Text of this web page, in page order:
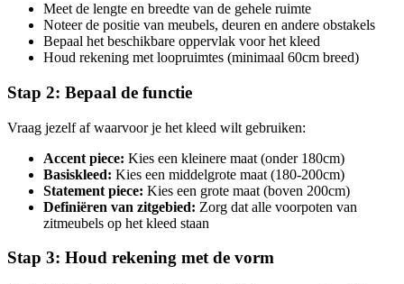
Meet de lengte en breedte van de gehele ruimte
Noteer de positie van meubels, deuren en andere obstakels
Bepaal het beschikbare oppervlak voor het kleed
Houd rekening met loopruimtes (minimaal 60cm breed)
Stap 2: Bepaal de functie
Vraag jezelf af waarvoor je het kleed wilt gebruiken:
Accent piece: Kies een kleinere maat (onder 180cm)
Basiskleed: Kies een middelgrote maat (180-200cm)
Statement piece: Kies een grote maat (boven 200cm)
Definiëren van zitgebied: Zorg dat alle voorpoten van
zitmeubels op het kleed staan
Stap 3: Houd rekening met de vorm